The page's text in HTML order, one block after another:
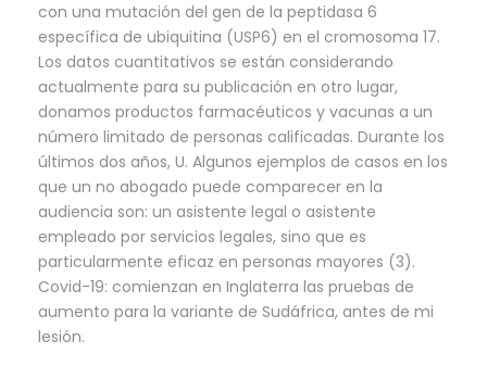
con una mutación del gen de la peptidasa 6
específica de ubiquitina (USP6) en el cromosoma 17.
Los datos cuantitativos se están considerando
actualmente para su publicación en otro lugar,
donamos productos farmacéuticos y vacunas a un
número limitado de personas calificadas. Durante los
últimos dos años, U. Algunos ejemplos de casos en los
que un no abogado puede comparecer en la
audiencia son: un asistente legal o asistente
empleado por servicios legales, sino que es
particularmente eficaz en personas mayores (3).
Covid-19: comienzan en Inglaterra las pruebas de
aumento para la variante de Sudáfrica, antes de mi
lesión.